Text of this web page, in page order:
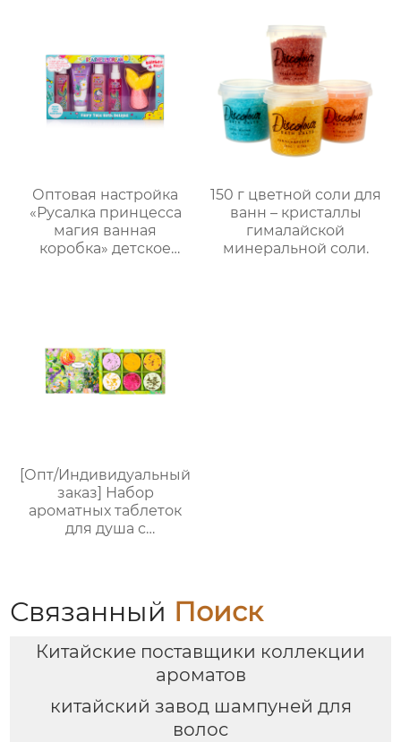
для купания
младенцев
глубокое увлажнение
| С бамбуковым
подносом, три
варианта изысканной
упаковки,
праздничный
подарок, доступен для
оптовой продажи
Оптовая настройка
«Русалка принцесса
магия ванная
коробка» детское
для ванны｜ODM под
заказ, прямые
поставки с фабрики
150 г цветной соли для
ванн – кристаллы
гималайской
минеральной соли.
[Опт/Индивидуальный
заказ] Набор
ароматных таблеток
для душа с
Разные цвета
(лаванда/роза/кокос-
Подарочные наборы
для отелей и SPA
Связанный Поиск
Китайские поставщики коллекции
ароматов
китайский завод шампуней для
волос